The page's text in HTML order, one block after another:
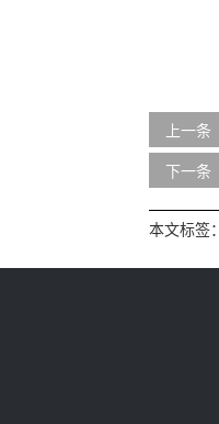
上一条
下一条
本文标签：